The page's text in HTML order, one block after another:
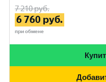
7 210руб.
6 760 руб.
при обмене